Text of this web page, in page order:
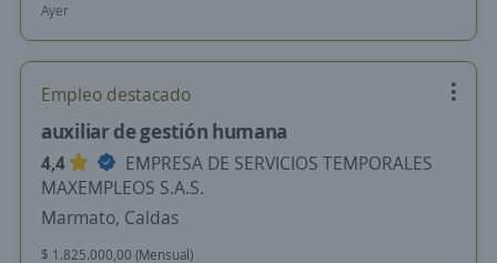
Ayer
Empleo destacado
auxiliar de gestión humana
4,4
EMPRESA DE SERVICIOS TEMPORALES
MAXEMPLEOS S.A.S.
Marmato, Caldas
$ 1.825.000,00 (Mensual)